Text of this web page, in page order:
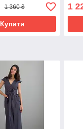
1 360 ₴
Купити
1